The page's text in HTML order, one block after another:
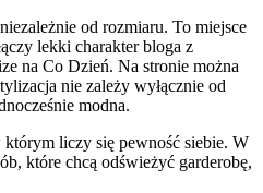
od rozmiaru. To miejsce
lekki charakter bloga z
na Co Dzień. Na stronie można
nie zależy wyłącznie od
modna.
liczy się pewność siebie. W
które chcą odświeżyć garderobę,